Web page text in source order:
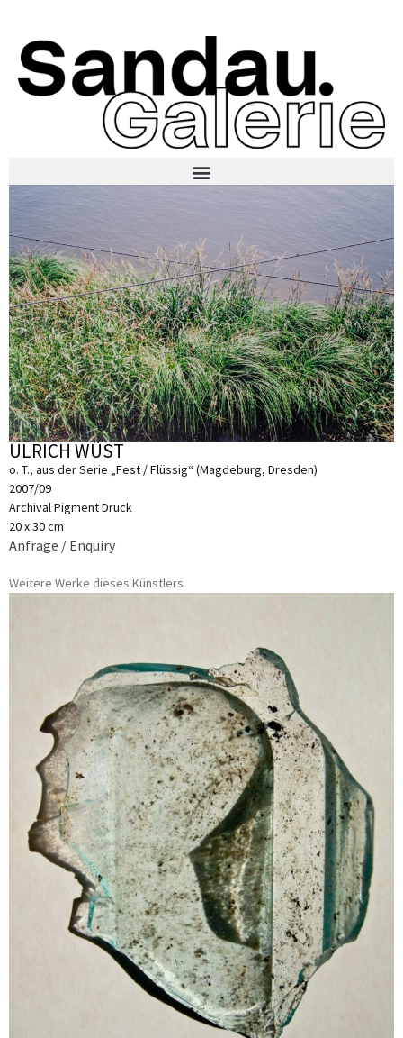
ULRICH WÜST
o. T., aus der Serie „Fest / Flüssig“ (Magdeburg, Dresden)
2007/09
Archival Pigment Druck
20 x 30 cm
Anfrage / Enquiry
Weitere Werke dieses Künstlers